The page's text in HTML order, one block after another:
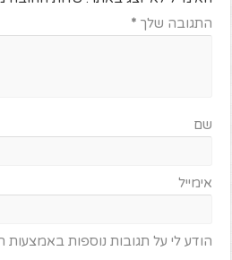
התגובה שלך*
שם
אימייל
הודע לי על תגובות נוספות באמצעות